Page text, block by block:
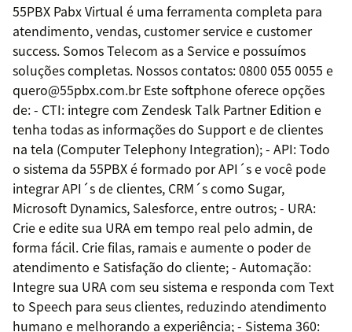
55PBX Pabx Virtual é uma ferramenta completa para
atendimento, vendas, customer service e customer
success. Somos Telecom as a Service e possuímos
soluções completas. Nossos contatos: 0800 055 0055 e
quero@55pbx.com.br Este softphone oferece opções
de: - CTI: integre com Zendesk Talk Partner Edition e
tenha todas as informações do Support e de clientes
na tela (Computer Telephony Integration); - API: Todo
o sistema da 55PBX é formado por API´s e você pode
integrar API´s de clientes, CRM´s como Sugar,
Microsoft Dynamics, Salesforce, entre outros; - URA:
Crie e edite sua URA em tempo real pelo admin, de
forma fácil. Crie filas, ramais e aumente o poder de
atendimento e Satisfação do cliente; - Automação:
Integre sua URA com seu sistema e responda com Text
to Speech para seus clientes, reduzindo atendimento
humano e melhorando a experiência; - Sistema 360: